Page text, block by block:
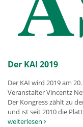
Der KAI 2019
Der KAI wird 2019 am
Veranstalter Vincentz
Der Kongress zählt zu
und ist seit 2010 die
weiterlesen